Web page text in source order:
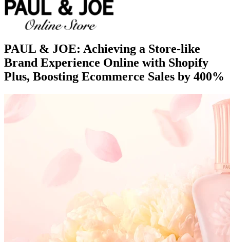
PAUL & JOE: Achieving a Store-like
Brand Experience Online with Shopify
Plus, Boosting Ecommerce Sales by 400%